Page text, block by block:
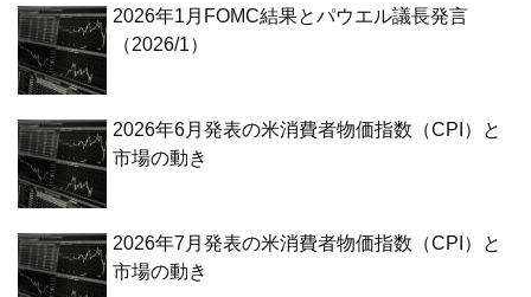
2026年1月FOMC結果とパウエル議長発言
（2026/1）
2026年6月発表の米消費者物価指数（CPI）と
市場の動き
2026年7月発表の米消費者物価指数（CPI）と
市場の動き